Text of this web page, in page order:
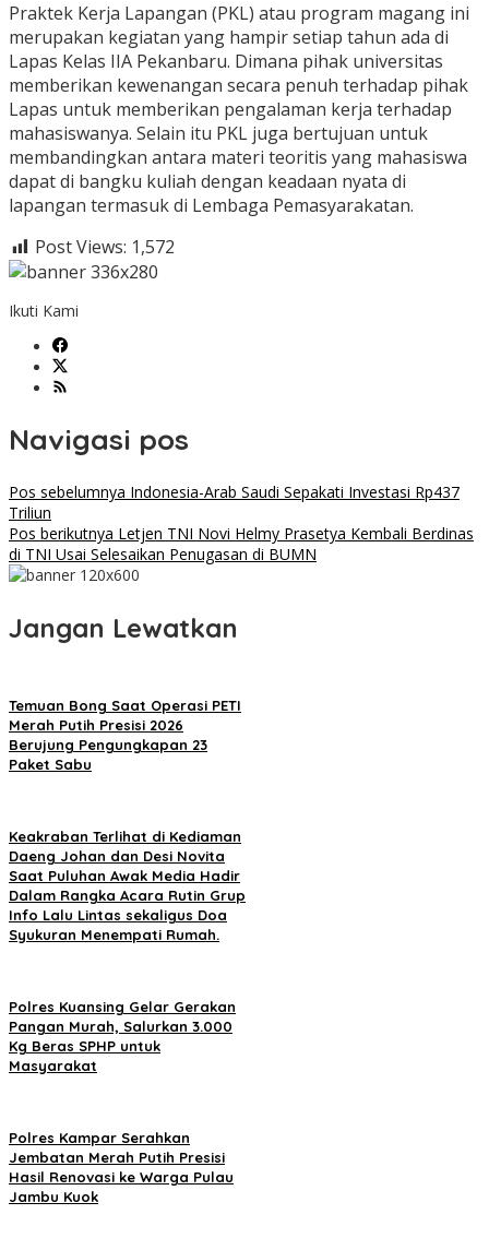
Praktek Kerja Lapangan (PKL) atau program magang ini
merupakan kegiatan yang hampir setiap tahun ada di
Lapas Kelas IIA Pekanbaru. Dimana pihak universitas
memberikan kewenangan secara penuh terhadap pihak
Lapas untuk memberikan pengalaman kerja terhadap
mahasiswanya. Selain itu PKL juga bertujuan untuk
membandingkan antara materi teoritis yang mahasiswa
dapat di bangku kuliah dengan keadaan nyata di
lapangan termasuk di Lembaga Pemasyarakatan.
Post Views: 1,572
Ikuti Kami
Navigasi pos
Pos sebelumnya Indonesia-Arab Saudi Sepakati Investasi Rp437
Triliun
Pos berikutnya Letjen TNI Novi Helmy Prasetya Kembali Berdinas
di TNI Usai Selesaikan Penugasan di BUMN
Jangan Lewatkan
Temuan Bong Saat Operasi PETI
Merah Putih Presisi 2026
Berujung Pengungkapan 23
Paket Sabu
Keakraban Terlihat di Kediaman
Daeng Johan dan Desi Novita
Saat Puluhan Awak Media Hadir
Dalam Rangka Acara Rutin Grup
Info Lalu Lintas sekaligus Doa
Syukuran Menempati Rumah.
Polres Kuansing Gelar Gerakan
Pangan Murah, Salurkan 3.000
Kg Beras SPHP untuk
Masyarakat
Polres Kampar Serahkan
Jembatan Merah Putih Presisi
Hasil Renovasi ke Warga Pulau
Jambu Kuok